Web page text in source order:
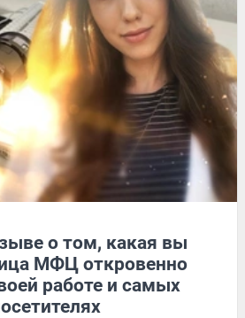
о том, какая вы
МФЦ откровенно
работе и самых